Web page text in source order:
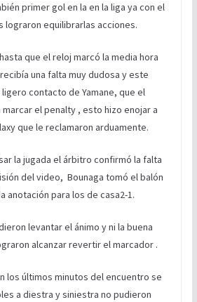
primer gol en la en la liga ya con el
lograron equilibrarlas acciones.
que el reloj marcó la media hora
una falta muy dudosa y este
contacto de Yamane, que el
el penalty , esto hizo enojar a
que le reclamaron arduamente.
la jugada el árbitro confirmó la falta
del video, Bounaga tomó el balón
anotación para los de casa2-1.
levantar el ánimo y ni la buena
alcanzar revertir el marcador .
los últimos minutos del encuentro se
a diestra y siniestra no pudieron